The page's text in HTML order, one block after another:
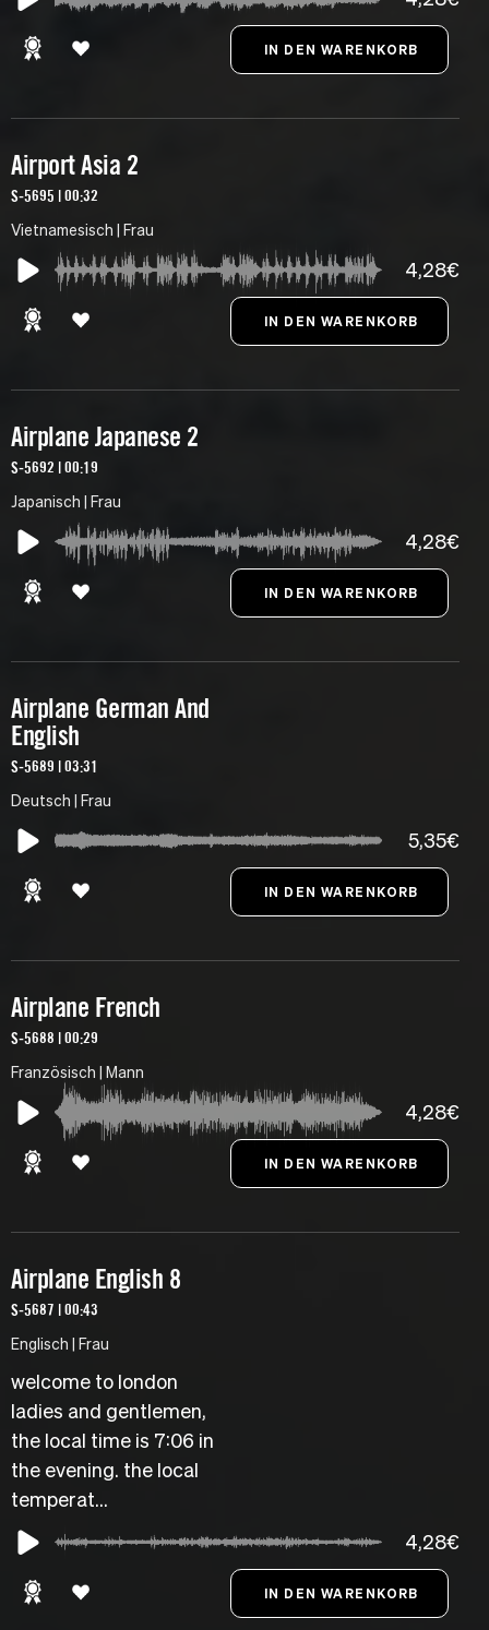
Airport Asia 2
S-5695 | 00:32
Vietnamesisch | Frau
4,28€
Airplane Japanese 2
S-5692 | 00:19
Japanisch | Frau
4,28€
Airplane German And
English
S-5689 | 03:31
Deutsch | Frau
5,35€
Airplane French
S-5688 | 00:29
Französisch | Mann
4,28€
Airplane English 8
S-5687 | 00:43
Englisch | Frau
welcome to london
ladies and gentlemen,
the local time is 7:06 in
the evening. the local
temperat...
4,28€